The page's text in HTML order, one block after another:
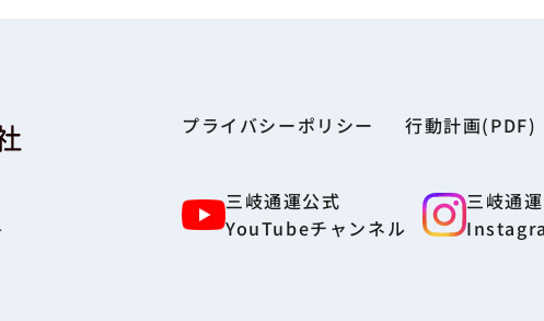
プライバシーポリシー 行動計画(PDF)
三岐通運公式
YouTubeチャンネル
三岐通